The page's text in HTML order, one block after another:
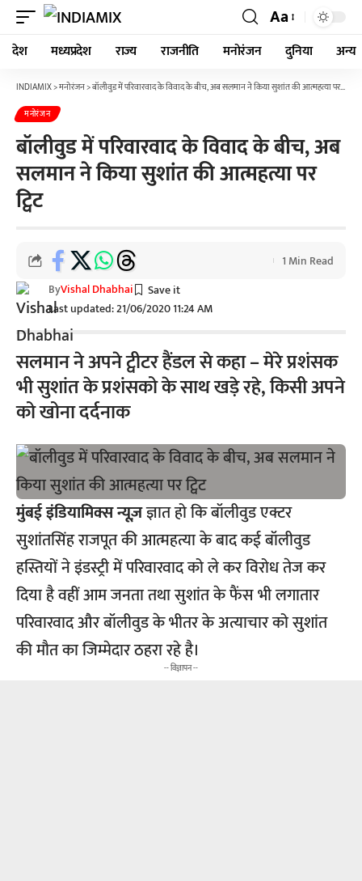
Aa
देश मध्यप्रदेश राज्य राजनीति मनोरंजन दुनिया अन्य
INDIAMIX>मनोरंजन>बॉलीवुड में परिवारवाद के विवाद के बीच, अब सलमान ने किया सुशांत की आत्महत्या पर ट्विट
मनोरंजन
बॉलीवुड में परिवारवाद के विवाद के बीच, अब
सलमान ने किया सुशांत की आत्महत्या पर
ट्विट
Last updated: 21/06/2020 11:24 AM
ByVishal Dhabhai
1 Min Read
सलमान ने अपने ट्वीटर हैंडल से कहा – मेरे प्रशंसक
भी सुशांत के प्रशंसको के साथ खड़े रहे, किसी अपने
को खोना दर्दनाक
मुंबईइंडियामिक्स न्यूज़ज्ञात हो कि बॉलीवुड एक्टर
सुशांतसिंह राजपूत की आत्महत्या के बाद कई बॉलीवुड
हस्तियों ने इंडस्ट्री में परिवारवाद को ले कर विरोध तेज कर
दिया है वहीं आम जनता तथा सुशांत के फैंस भी लगातार
परिवारवाद और बॉलीवुड के भीतर के अत्याचार को सुशांत
की मौत का जिम्मेदार ठहरा रहे है।
-- विज्ञापन --